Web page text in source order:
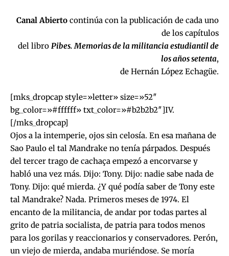
Canal Abierto continúa con la publicación de cada uno
de los capítulos
del libro Pibes. Memorias de la militancia estudiantil de
los años setenta,
de Hernán López Echagüe.
[mks_dropcap style=»letter» size=»52″
bg_color=»#ffffff» txt_color=»#b2b2b2″]IV.
[/mks_dropcap]
Ojos a la intemperie, ojos sin celosía. En esa mañana de
Sao Paulo el tal Mandrake no tenía párpados. Después
del tercer trago de cachaça empezó a encorvarse y
habló una vez más. Dijo: Tony. Dijo: nadie sabe nada de
Tony. Dijo: qué mierda. ¿Y qué podía saber de Tony este
tal Mandrake? Nada. Primeros meses de 1974. El
encanto de la militancia, de andar por todas partes al
grito de patria socialista, de patria para todos menos
para los gorilas y reaccionarios y conservadores. Perón,
un viejo de mierda, andaba muriéndose. Se moría